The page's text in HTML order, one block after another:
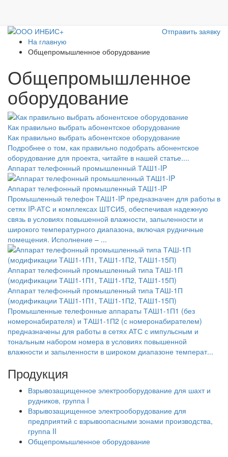
Отправить заявку
На главную
Общепромышленное оборудование
Общепромышленное
оборудование
Как правильно выбрать абонентское оборудование
Как правильно выбрать абонентское оборудование
Подробнее о том, как правильно подобрать абонентское
оборудование для проекта, читайте в нашей статье....
Аппарат телефонный промышленный ТАШ1-IP
Аппарат телефонный промышленный ТАШ1-IP
Промышленный телефон ТАШ1-IP предназначен для работы в
сетях IP-АТС и комплексах ШТСИ5, обеспечивая надежную
связь в условиях повышенной влажности, запыленности и
широкого температурного диапазона, включая рудничные
помещения. Исполнение – ...
Аппарат телефонный промышленный типа ТАШ-1П
(модификации ТАШ1-1П1, ТАШ1-1П2, ТАШ1-15П)
Аппарат телефонный промышленный типа ТАШ-1П
(модификации ТАШ1-1П1, ТАШ1-1П2, ТАШ1-15П)
Промышленные телефонные аппараты ТАШ1-1П1 (без
номеронабирателя) и ТАШ1-1П2 (с номеронабирателем)
предназначены для работы в сетях АТС с импульсным и
тональным набором номера в условиях повышенной
влажности и запыленности в широком диапазоне температ...
Продукция
Взрывозащищенное электрооборудование для шахт и
рудников, группа I
Взрывозащищенное электрооборудование для
предприятий с взрывоопасными зонами производства,
группа II
Общепромышленное оборудование